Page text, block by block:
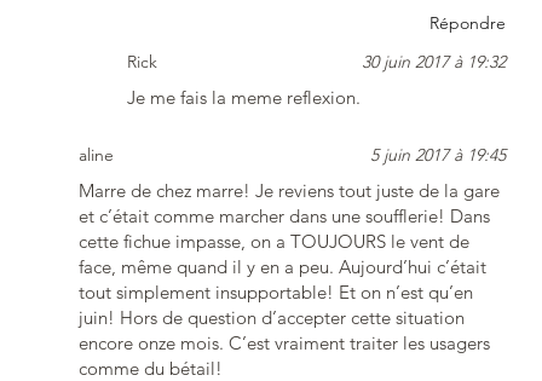
Répondre
Rick
30 juin 2017 à 19:32
Je me fais la meme reflexion.
aline 5 juin 2017 à 19:45
Marre de chez marre! Je reviens tout juste de la gare
et c’était comme marcher dans une soufflerie! Dans
cette fichue impasse, on a TOUJOURS le vent de
face, même quand il y en a peu. Aujourd’hui c’était
tout simplement insupportable! Et on n’est qu’en
juin! Hors de question d’accepter cette situation
encore onze mois. C’est vraiment traiter les usagers
comme du bétail!